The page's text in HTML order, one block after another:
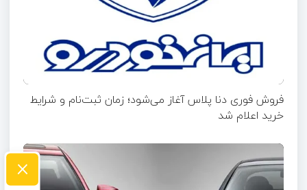
فروش فوری دنا پلاس آغاز می‌شود؛ زمان ثبت‌نام و شرایط
خرید اعلام شد
×